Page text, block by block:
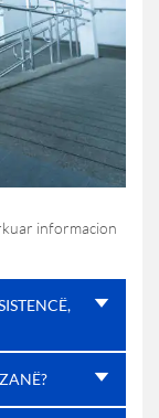
informacion